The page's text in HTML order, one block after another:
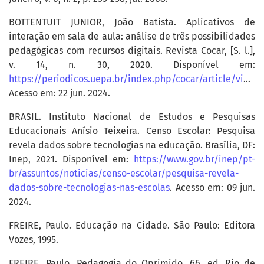
BOTTENTUIT JUNIOR, João Batista. Aplicativos de
interação em sala de aula: análise de três possibilidades
pedagógicas com recursos digitais. Revista Cocar, [S. l.],
v. 14, n. 30, 2020. Disponível em:
https://periodicos.uepa.br/index.php/cocar/article/view/3313
Acesso em: 22 jun. 2024.
BRASIL. Instituto Nacional de Estudos e Pesquisas
Educacionais Anísio Teixeira. Censo Escolar: Pesquisa
revela dados sobre tecnologias na educação. Brasília, DF:
Inep, 2021. Disponível em:
https://www.gov.br/inep/pt-
br/assuntos/noticias/censo-escolar/pesquisa-revela-
dados-sobre-tecnologias-nas-escolas. Acesso em: 09 jun.
2024.
FREIRE, Paulo. Educação na Cidade. São Paulo: Editora
Vozes, 1995.